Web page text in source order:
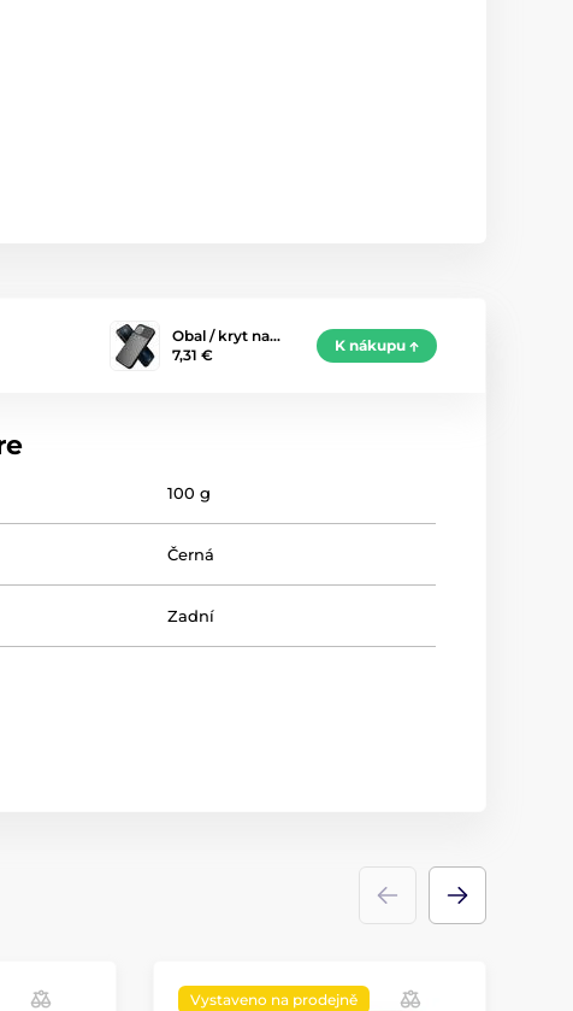
Obal / kryt na…
7,31 €
K nákupu
100 g
Černá
Zadní
Vystaveno na prodejně